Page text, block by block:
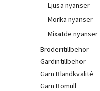
Ljusa nyanser
Mörka nyanser
Mixatde nyanser
Broderitillbehör
Gardintillbehör
Garn Blandkvalité
Garn Bomull